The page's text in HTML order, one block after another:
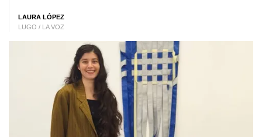
LAURA LÓPEZ
LUGO / LA VOZ